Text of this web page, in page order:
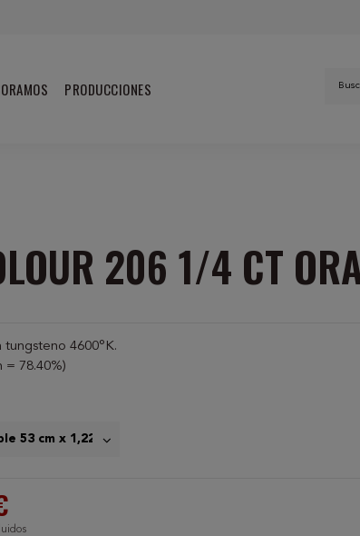
PRODUCCIONES
206 1/4 CT
tungsteno 4600°K.
= 78.40%)